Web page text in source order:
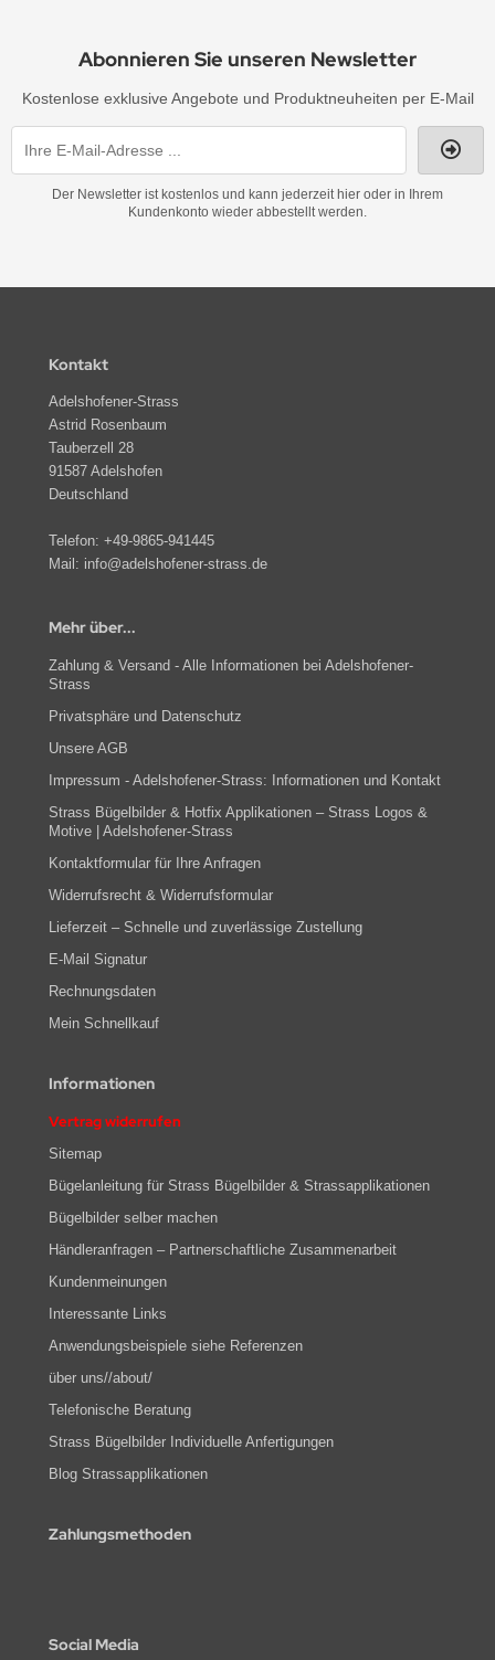
Abonnieren Sie unseren Newsletter
Kostenlose exklusive Angebote und Produktneuheiten per E-Mail
Der Newsletter ist kostenlos und kann jederzeit hier oder in Ihrem
Kundenkonto wieder abbestellt werden.
Kontakt
Adelshofener-Strass
Astrid Rosenbaum
Tauberzell 28
91587 Adelshofen
Deutschland
Telefon: +49-9865-941445
Mail: info@adelshofener-strass.de
Mehr über...
Zahlung & Versand - Alle Informationen bei Adelshofener-
Strass
Privatsphäre und Datenschutz
Unsere AGB
Impressum - Adelshofener-Strass: Informationen und Kontakt
Strass Bügelbilder & Hotfix Applikationen – Strass Logos &
Motive | Adelshofener-Strass
Kontaktformular für Ihre Anfragen
Widerrufsrecht & Widerrufsformular
Lieferzeit – Schnelle und zuverlässige Zustellung
E-Mail Signatur
Rechnungsdaten
Mein Schnellkauf
Informationen
Vertrag widerrufen
Sitemap
Bügelanleitung für Strass Bügelbilder & Strassapplikationen
Bügelbilder selber machen
Händleranfragen – Partnerschaftliche Zusammenarbeit
Kundenmeinungen
Interessante Links
Anwendungsbeispiele siehe Referenzen
über uns//about/
Telefonische Beratung
Strass Bügelbilder Individuelle Anfertigungen
Blog Strassapplikationen
Zahlungsmethoden
Social Media